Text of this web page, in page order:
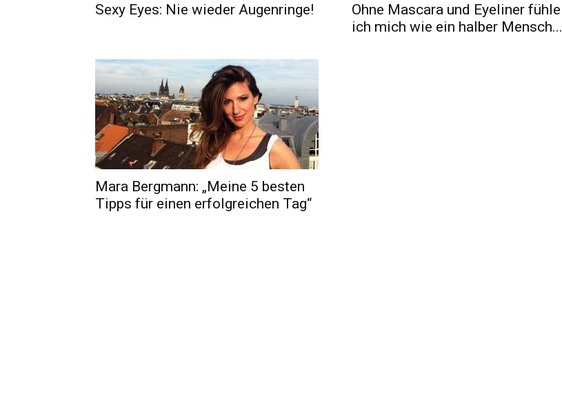
Sexy Eyes: Nie wieder Augenringe!
Ohne Mascara und Eyeliner fühle
ich mich wie ein halber Mensch...
Mara Bergmann: „Meine 5 besten
Tipps für einen erfolgreichen Tag“